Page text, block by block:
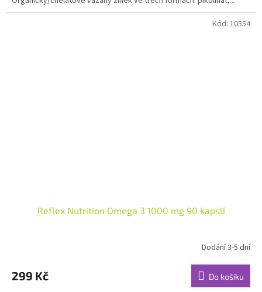
hvězdiček.
Reflex Nutrition Omega 3 1000 mg 90 kapslí
produktu
je
Dodání 3-5 dní
299 Kč Do košíku
Kód: 10554